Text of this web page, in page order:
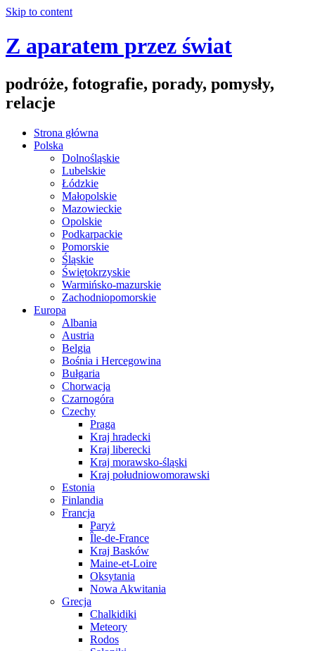
Skip to content
Z aparatem przez świat
podróże, fotografie, porady, pomysły,
relacje
Strona główna
Polska
Dolnośląskie
Lubelskie
Łódzkie
Małopolskie
Mazowieckie
Opolskie
Podkarpackie
Pomorskie
Śląskie
Świętokrzyskie
Warmińsko-mazurskie
Zachodniopomorskie
Europa
Albania
Austria
Belgia
Bośnia i Hercegowina
Bułgaria
Chorwacja
Czarnogóra
Czechy
Praga
Kraj hradecki
Kraj liberecki
Kraj morawsko-śląski
Kraj południowomorawski
Estonia
Finlandia
Francja
Paryż
Île-de-France
Kraj Basków
Maine-et-Loire
Oksytania
Nowa Akwitania
Grecja
Chalkidiki
Meteory
Rodos